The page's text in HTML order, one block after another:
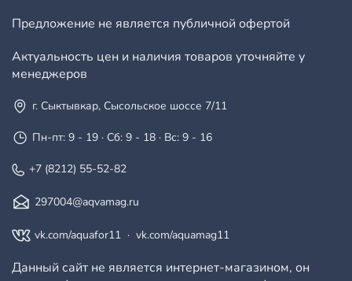
Предложение не является публичной офертой
Актуальность цен и наличия товаров уточняйте у
менеджеров
г. Сыктывкар, Сысольское шоссе 7/11
Пн-пт: 9 - 19 · Сб: 9 - 18 · Вс: 9 - 16
+7 (8212) 55-52-82
297004@aqvamag.ru
vk.com/aquafor11 · vk.com/aquamag11
Данный сайт не является интернет-магазином, он